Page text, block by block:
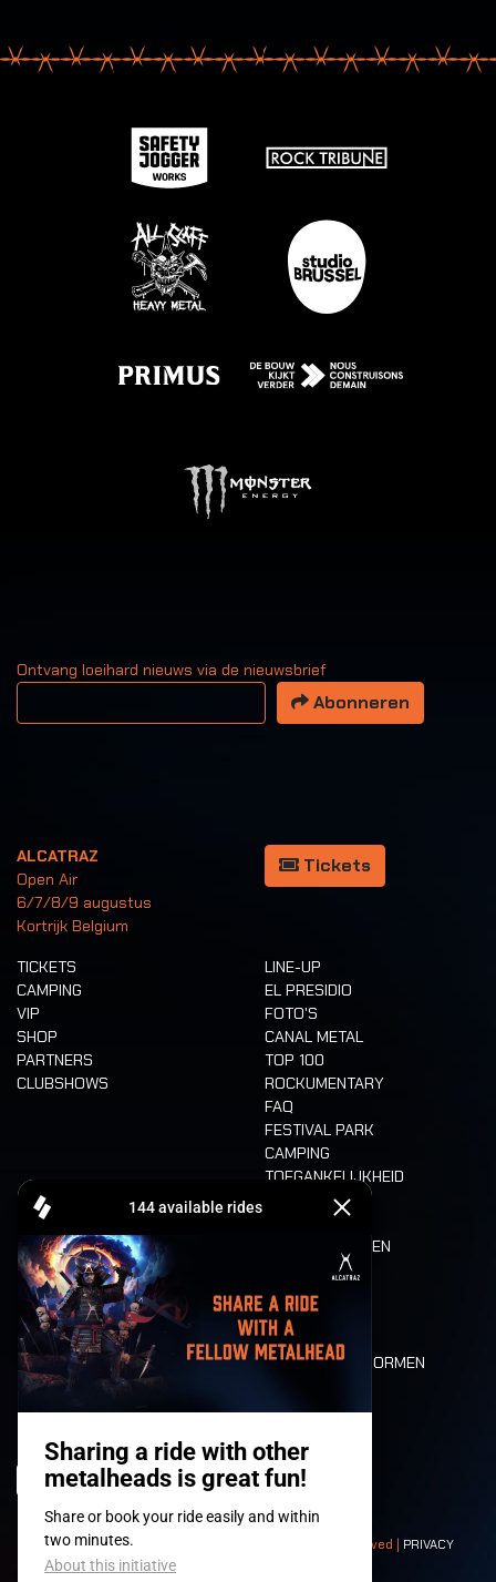
Ontvang loeihard nieuws via de nieuwsbrief
Uw email adres
Abonneren
ALCATRAZ
Open Air
6/7/8/9 augustus
Kortrijk Belgium
Tickets
TICKETS
CAMPING
VIP
SHOP
PARTNERS
CLUBSHOWS
LINE-UP
EL PRESIDIO
FOTO'S
CANAL METAL
TOP 100
ROCKUMENTARY
FAQ
FESTIVAL PARK
CAMPING
TOEGANKELIJKHEID
CASHLESS
ETEN EN DRINKEN
MOBILITEIT
LONE WOLVES
PLATTEGROND
DEATH RIDE
WAARDEN EN NORMEN
HISTORIEK
© 2008-2026- Apache Productions VZW – All rights reserved | PRIVACY
POLICY|ALGEMENE VOORWAARDEN